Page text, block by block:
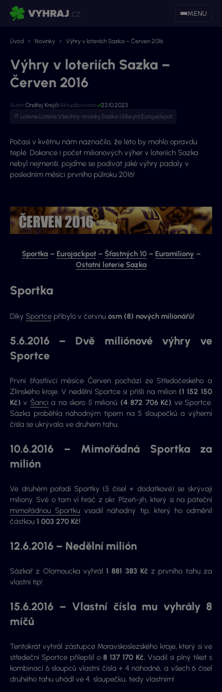
MENU
Úvod Novinky Výhry v loteriích Sazka – Červen 2016
Výhry v loteriích Sazka –
Červen 2016
Autor:Ondřej Krejčí Aktualizováno:
23.10.2023
Loterie,Loterie,Všechny novinky,Sazka (Allwyn),Eurojackpot
Počasí v květnu nám naznačilo, že léto by mohlo opravdu
teplé. Dokonce i počet milionových výher v loteriích Sazka
nebyl nejmenší, pojďme se podívat jaké výhry padaly v
posledním měsíci prvního půlroku 2016!
Sportka– Eurojackpot– Šťastných 10– Euromiliony –
Ostatní loterie Sazka
Sportka
Díky Sportce přibylo v červnu osm (8) nových milionářů!
5.6.2016 – Dvě miliónové výhry ve
Sportce
První šťastlivci měsíce Červen pochází ze Středočeského a
Zlínského kraje. V nedělní Sportce si přišli na milion (1 152 150
Kč) v Šanci a na skoro 5 milionů (4 872 706 Kč) ve Sportce.
Sázka proběhla náhodným tipem na 5 sloupečků a výherní
čísla se ukrývala ve druhém tahu.
10.6.2016 – Mimořádná Sportka za
milión
Ve druhém pořadí Sportky (5 čísel + dodatkové) se skrývají
miliony. Své o tom ví hráč z okr. Plzeň-jih, který si na páteční
mimořádnou Sportku vsadil náhodný tip, který ho odměnil
částkou 1 003 270 Kč!
12.6.2016 – Nedělní milión
Sázkař z Olomoucka vyhrál 1 881 383 Kč z prvního tahu za
vlastní tip!
15.6.2016 – Vlastní čísla mu vyhrály 8
míčů
Tentokrát vyhrál zástupce Moravskoslezského kraje, který si ve
středeční Sportce přilepšil o 8 137 170 Kč. Vsadil si plný tiket s
kombinací 6 sloupců vlastní čísla + 4 náhodně, a všech 6 čísel
druhého tahu uhádl ve 4. sloupečku, tedy vlastním!